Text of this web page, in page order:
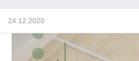
24.12.2020